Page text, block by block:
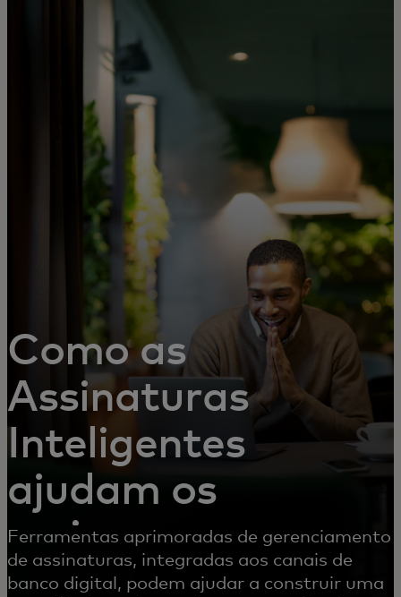
For business
For the world
For innovators
News and trends
Como as
Assinaturas
Inteligentes
ajudam os
emissores
Ferramentas aprimoradas de gerenciamento
de assinaturas, integradas aos canais de
banco digital, podem ajudar a construir uma